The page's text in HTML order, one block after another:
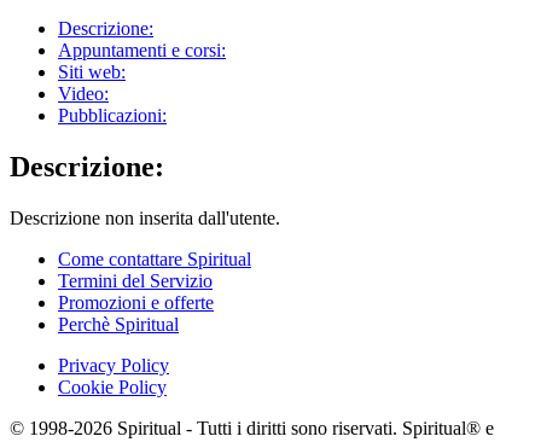
Descrizione:
Appuntamenti e corsi:
Siti web:
Video:
Pubblicazioni:
Descrizione:
Descrizione non inserita dall'utente.
Come contattare Spiritual
Termini del Servizio
Promozioni e offerte
Perchè Spiritual
Privacy Policy
Cookie Policy
© 1998-2026 Spiritual - Tutti i diritti sono riservati. Spiritual® e